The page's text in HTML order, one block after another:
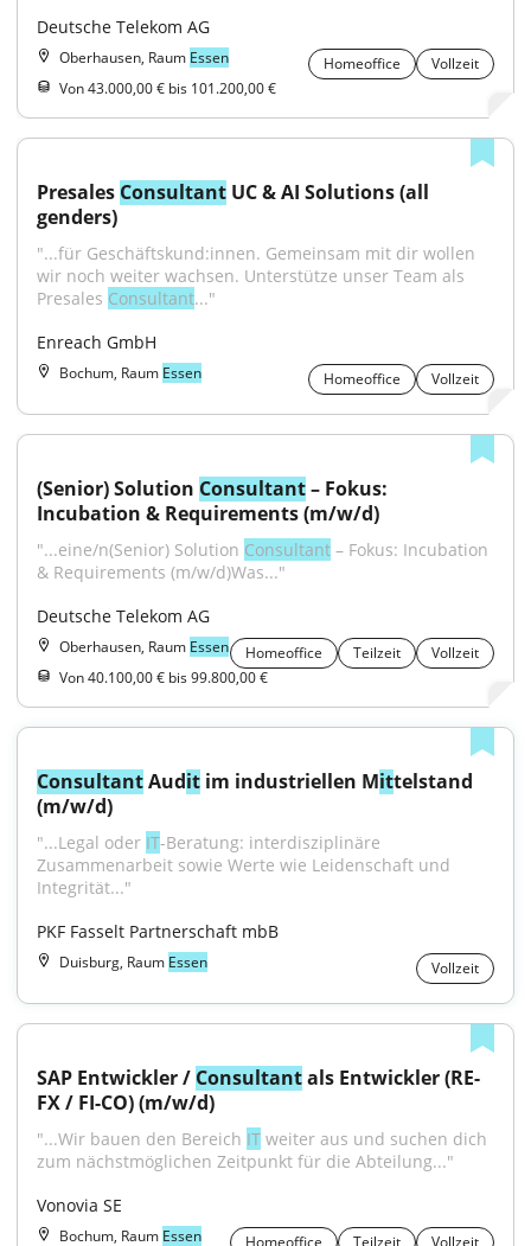
Deutsche Telekom AG
Oberhausen, Raum Essen Homeoffice
Vollzeit
Von 43.000,00 € bis 101.200,00 €
Presales Consultant UC & AI Solutions (all
genders)
"...für Geschäftskund:innen. Gemeinsam mit dir wollen
wir noch weiter wachsen. Unterstütze unser Team als
Presales Consultant..."
Enreach GmbH
Bochum, Raum Essen Homeoffice Vollzeit
(Senior) Solution Consultant – Fokus:
Incubation & Requirements (m/w/d)
"...eine/n(Senior) Solution Consultant – Fokus: Incubation
& Requirements (m/w/d)Was..."
Deutsche Telekom AG
Oberhausen, Raum Essen Homeoffice Teilzeit
Vollzeit
Von 40.100,00 € bis 99.800,00 €
Consultant Audit im industriellen Mittelstand
(m/w/d)
"...Legal oder IT-Beratung: interdisziplinäre
Zusammenarbeit sowie Werte wie Leidenschaft und
Integrität..."
PKF Fasselt Partnerschaft mbB
Duisburg, Raum Essen Vollzeit
SAP Entwickler / Consultant als Entwickler (RE-
FX / FI-CO) (m/w/d)
"...Wir bauen den Bereich IT weiter aus und suchen dich
zum nächstmöglichen Zeitpunkt für die Abteilung..."
Vonovia SE
Bochum, Raum Essen Homeoffice Teilzeit
Vollzeit